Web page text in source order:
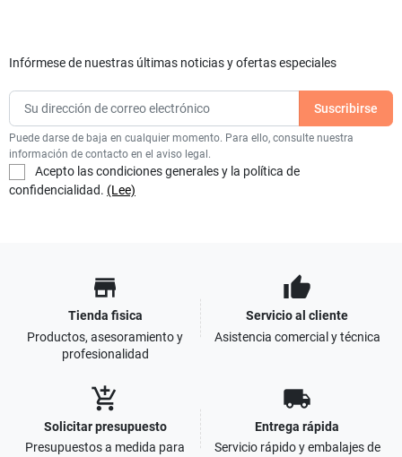
Infórmese de nuestras últimas noticias y ofertas especiales
Puede darse de baja en cualquier momento. Para ello, consulte nuestra
información de contacto en el aviso legal.
Acepto las condiciones generales y la política de
confidencialidad. (Lee)
store
Tienda fisica
Productos, asesoramiento y
profesionalidad
thumb_up
Servicio al cliente
Asistencia comercial y técnica
add_shopping_cart
Solicitar presupuesto
Presupuestos a medida para
local_shipping
Entrega rápida
Servicio rápido y embalajes de